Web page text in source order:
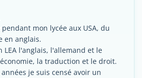
mon lycée aux USA, du
en anglais.
LEA l'anglais, l'allemand et le
la traduction et le droit.
je suis censé avoir un